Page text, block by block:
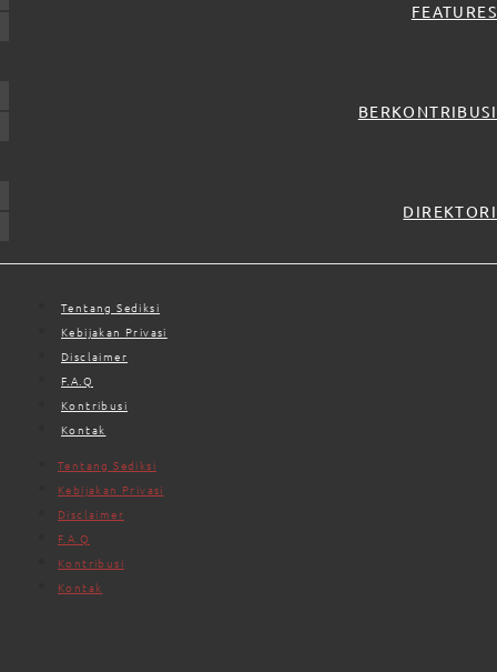
FEATURES
BERKONTRIBUSI
DIREKTORI
Tentang Sediksi
Kebijakan Privasi
Disclaimer
F.A.Q
Kontribusi
Kontak
Tentang Sediksi
Kebijakan Privasi
Disclaimer
F.A.Q
Kontribusi
Kontak